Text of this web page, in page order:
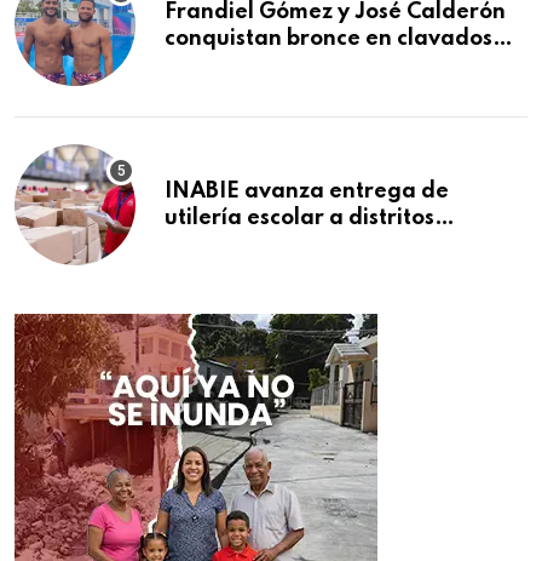
Frandiel Gómez y José Calderón
conquistan bronce en clavados
INABIE avanza entrega de
utilería escolar a distritos